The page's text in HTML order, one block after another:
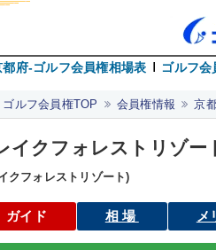
都府-ゴルフ会員権相場表 ゴルフ会
ゴルフ会員権TOP 会員権情報 京
イクフォレストリゾー
クフォレストリゾート)
ガイド 相場 メ